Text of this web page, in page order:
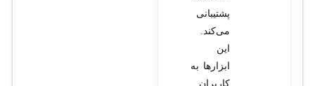
پشتیبانی
می‌کند.
این
ابزارها به
کاربران